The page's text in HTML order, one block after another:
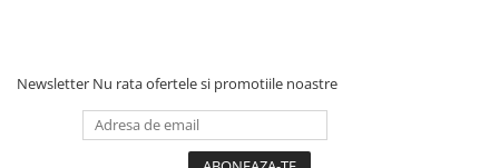
Newsletter Nu rata ofertele si promotiile noastre